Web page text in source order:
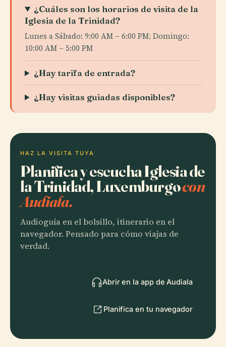
¿Cuáles son los horarios de visita de la
Iglesia de la Trinidad?
Lunes a Sábado: 9:00 AM – 6:00 PM; Domingo:
10:00 AM – 5:00 PM
¿Hay tarifa de entrada?
¿Hay visitas guiadas disponibles?
HAZ LA VISITA TUYA
Planifica y escucha Iglesia de
la Trinidad, Luxemburgocon
Audiala.
Audioguía en el bolsillo, itinerario en el
navegador. Pensado para cómo viajas de
verdad.
Abrir en la app de Audiala
Planifica en tu navegador